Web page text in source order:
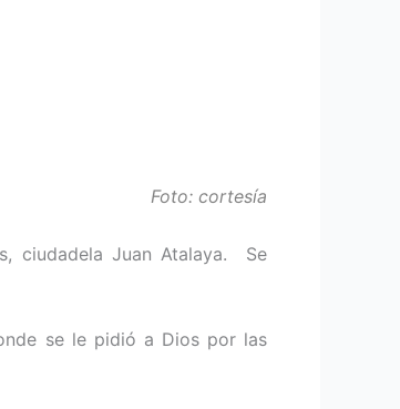
Foto: cortesía
ciudadela Juan Atalaya. Se
se le pidió a Dios por las